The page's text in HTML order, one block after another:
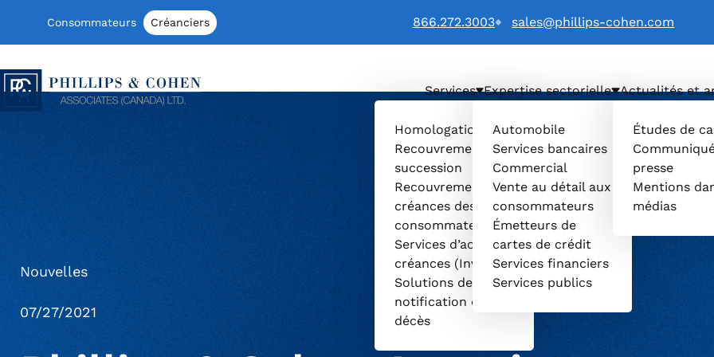
Consommateurs Créanciers 866.272.3003 sales@phillips-cohen.com
Phillips & Cohen Associates (Canada) LTD. (Français) logo
Services
Homologation et
Recouvrement de
succession
Recouvrement de
créances des
consommateurs
Services d’achat de
créances (Invenio)
Solutions de
notification de
décès
Expertise sectorielle
Automobile
Services bancaires
Commercial
Vente au détail aux
consommateurs
Émetteurs de
cartes de crédit
Services financiers
Services publics
Actualités et
Études de
presse
Mentions
médias
Nouvelles
07/27/2021